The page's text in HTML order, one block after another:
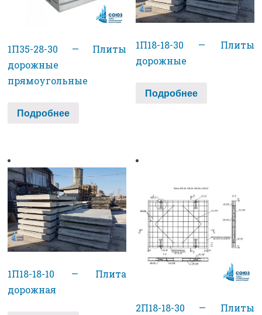
1П35-28-30 — Плиты
дорожные
прямоугольные
Подробнее
1П18-18-30 — Плиты
дорожные
Подробнее
1П18-18-10 — Плита
дорожная
2П18-18-30 — Плиты